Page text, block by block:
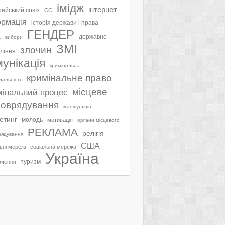
союз ЄС імідж інтернет
історія держави і права
вибори ГЕНДЕР державне
злочин ЗМІ
кримінальна
кримінальне право
процес місцеве
маніпуляція
молодь мотивація органи місцевого
РЕКЛАМА релігія
мережі соціальна мережа США
туризм Україна